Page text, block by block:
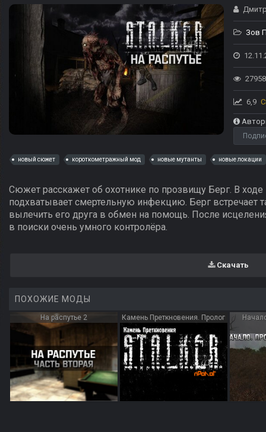
Зов
6,9
новый сюжет короткометражный мод новые мутанты новые локации
Сюжет расскажет об охотнике по прозвищу Берг. В ходе
подхватывает смертельную инфекцию. Берг встречает
вылечить его друга в обмен на помощь. После
в поиски очень умного контролёра.
Скачать
ПОХОЖИЕ МОДЫ
На распутье 2 Камень Преткновения. Пролог